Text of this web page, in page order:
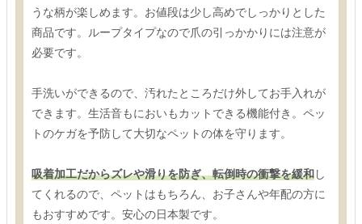
うな柄が楽しめます。お値段は少し高めでしっかりとした
商品です。ループタイプなので爪の引っかかりには注意が
必要です。
手洗いができるので、汚れたところだけ外してお手入れが
できます。生活音もにおいもカットできる機能付き。ペッ
トのケガを予防して大切なペットの体を守ります。
吸着加工だからズレや滑りを防ぎ、転倒時の衝撃を緩和し
てくれるので、ペットはもちろん、お子さんや年配の方に
もおすすめです。安心の日本製です。